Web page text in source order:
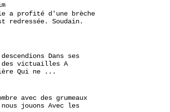
a profité d'une brèche
Soudain.
Dans ses
des victuailles A
Qui ne ...
avec des grumeaux
jouons Avec les